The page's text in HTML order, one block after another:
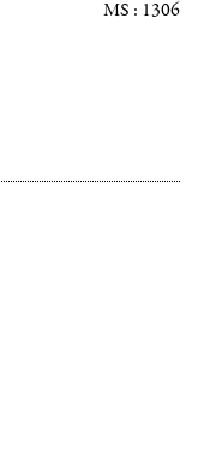
MS : 1306